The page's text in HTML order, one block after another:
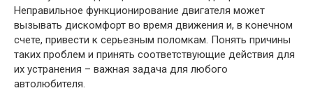
Неправильное функционирование двигателя может
вызывать дискомфорт во время движения и, в конечном
счете, привести к серьезным поломкам. Понять причины
таких проблем и принять соответствующие действия для
их устранения – важная задача для любого
автолюбителя.